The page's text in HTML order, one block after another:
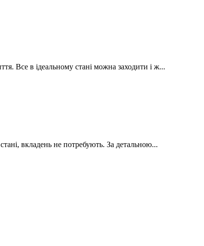
Все в ідеальному стані можна заходити і ж...
вкладень не потребують. За детальною...